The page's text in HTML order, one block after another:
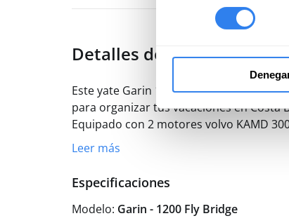
consentimiento
Detalles del barco
Este yate Garin 1200 Fly Bridge, es una
para organizar tus vacaciones en Costa
Equipado con 2 motores volvo KAMD
de dos camarotes dobles, 1 baño con
amplia plataforma de baño, Televisión,
Leer más
Especificaciones
Modelo: Garin - 1200 Fly Bridge